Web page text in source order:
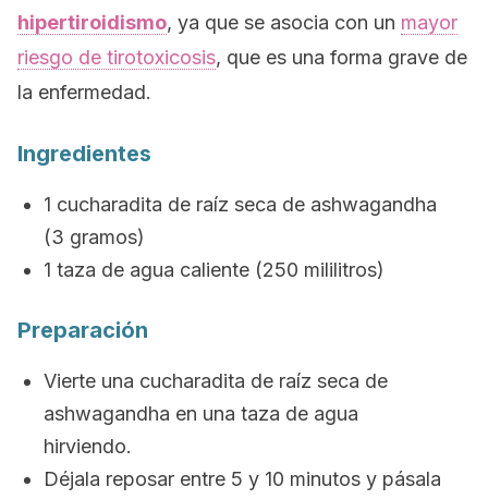
hipertiroidismo, ya que se asocia con un mayor
riesgo de tirotoxicosis, que es una forma grave de
la enfermedad.
Ingredientes
1 cucharadita de raíz seca de ashwagandha
(3 gramos)
1 taza de agua caliente (250 mililitros)
Preparación
Vierte una cucharadita de raíz seca de
ashwagandha en una taza de agua
hirviendo.
Déjala reposar entre 5 y 10 minutos y pásala